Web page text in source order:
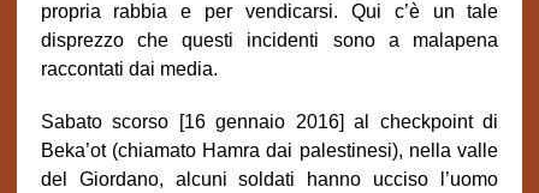
propria rabbia e per vendicarsi. Qui c’è un tale
disprezzo che questi incidenti sono a malapena
raccontati dai media.
Sabato scorso [16 gennaio 2016] al checkpoint di
Beka’ot (chiamato Hamra dai palestinesi), nella valle
del Giordano, alcuni soldati hanno ucciso l’uomo